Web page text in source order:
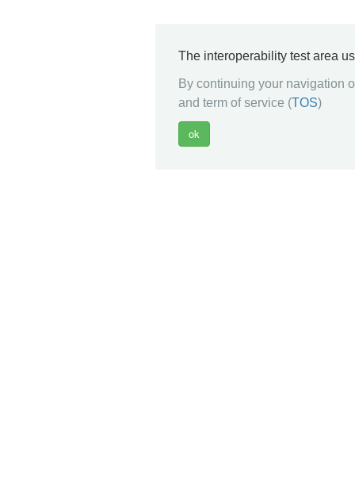
The interoperability test area
By continuing your navigation
and term of service (TOS)